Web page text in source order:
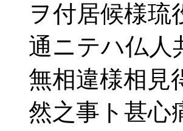
ヲ付居候様琉
通ニテハ仏人
無相違様相見
然之事ト甚心